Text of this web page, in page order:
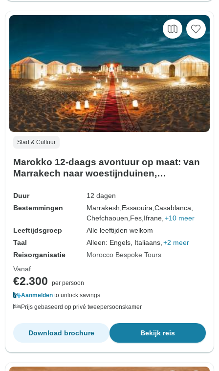
Stad & Cultuur
Marokko 12-daags avontuur op maat: van
Marrakech naar woestijnduinen,
Duur
12 dagen
Bestemmingen
Marrakesh, Essaouira,Casablanca,
Chefchaouen, Fes, Ifrane, +10 meer
Leeftijdsgroep
Alle leeftijden welkom
Taal
Alleen: Engels, Italiaans, +2 meer
Reisorganisatie
Morocco Bespoke Tours
Vanaf
€2.300
per persoon
Aanmelden to unlock savings
Prijs gebaseerd op privé tweepersoonskamer
Bekijk reis
Download brochure